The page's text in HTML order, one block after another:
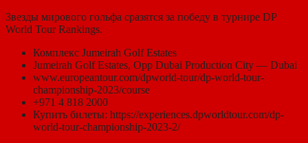
Звезды мирового гольфа сразятся за победу в турнире DP
World Tour Rankings.
Комплекс Jumeirah Golf Estates
Jumeirah Golf Estates, Opp Dubai Production City ― Dubai
www.europeantour.com/dpworld-tour/dp-world-tour-
championship-2023/course
+971 4 818 2000
Купить билеты: https://experiences.dpworldtour.com/dp-
world-tour-championship-2023-2/